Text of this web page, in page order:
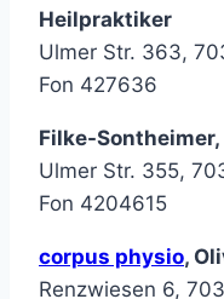
Heilpraktiker
Ulmer Str. 363,
Fon 427636
Filke-
Ulmer Str. 355,
Fon 4204615
corpus physio,
Renzwiesen 6,